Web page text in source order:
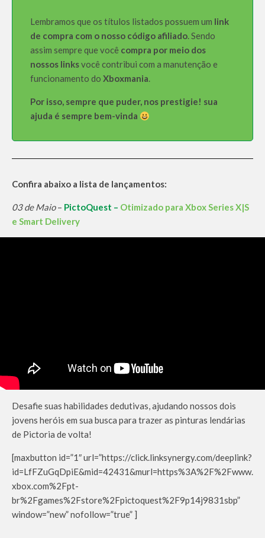
Lembramos que os títulos listados possuem um link
de compra com o nosso código afiliado. Sendo
assim sempre que você compra por meio dos
nossos linksvocê contribui com a manutenção e
funcionamento do Xboxmania.
Por isso, sempre que puder, nos prestigie! sua
ajuda é sempre bem-vinda
Confira abaixo a lista de lançamentos:
03 de Maio– PictoQuest – Otimizado para Xbox Series X|S
e Smart Delivery
Desafie suas habilidades dedutivas, ajudando nossos dois
jovens heróis em sua busca para trazer as pinturas lendárias
de Pictoria de volta!
[maxbutton id=”1″ url=”https://click.linksynergy.com/deeplink?
id=LfFZuGqDpiE&mid=42431&murl=https%3A%2F%2Fwww.
xbox.com%2Fpt-
br%2Fgames%2Fstore%2Fpictoquest%2F9p14j9831sbp”
window=”new” nofollow=”true” ]